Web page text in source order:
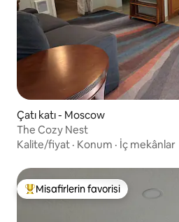
Çatı katı - Moscow
The Cozy Nest
Kalite/fiyat · Konum · İç mekânlar
Misafirlerin favorilerinden en
Misafirlerin favorisi